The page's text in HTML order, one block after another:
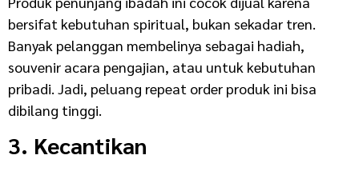
bersifat kebutuhan spiritual, bukan sekadar tren.
Banyak pelanggan membelinya sebagai hadiah,
souvenir acara pengajian, atau untuk kebutuhan
pribadi. Jadi, peluang repeat order produk ini bisa
dibilang tinggi.
3. Kecantikan